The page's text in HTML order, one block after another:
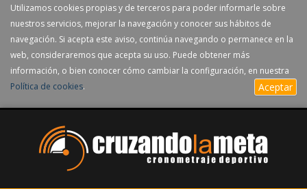
Utilizamos cookies propias y de terceros para poder informarle sobre
nuestros servicios, mejorar la navegación y conocer sus hábitos de
navegación. Si acepta este aviso, continúa navegando o permanece en la
web, consideraremos que acepta su uso. Puede obtener más
información, o bien conocer cómo cambiar la configuración, en nuestra
Política de cookies. Aceptar